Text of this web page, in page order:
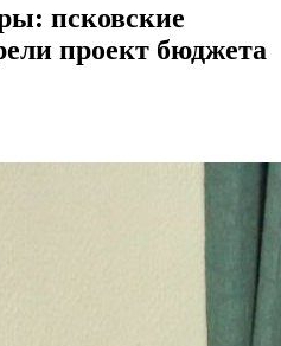
псковские
проект бюджета